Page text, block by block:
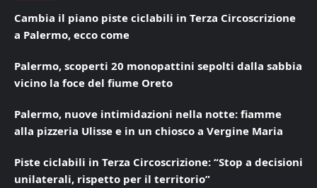
Cambia il piano piste ciclabili in Terza Circoscrizione
a Palermo, ecco come
Palermo, scoperti 20 monopattini sepolti dalla sabbia
vicino la foce del fiume Oreto
Palermo, nuove intimidazioni nella notte: fiamme
alla pizzeria Ulisse e in un chiosco a Vergine Maria
Piste ciclabili in Terza Circoscrizione: “Stop a decisioni
unilaterali, rispetto per il territorio”